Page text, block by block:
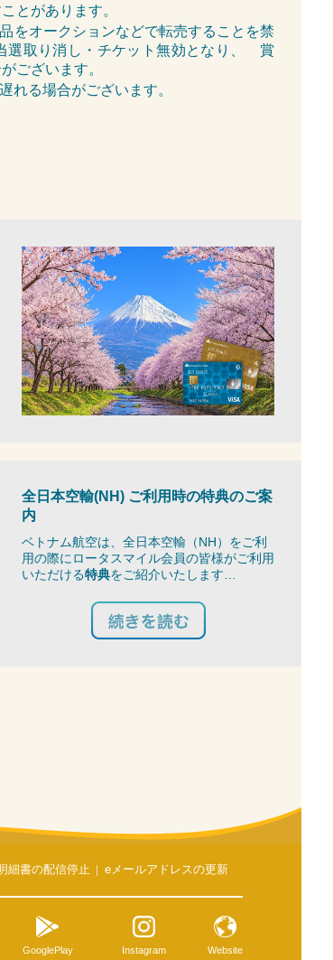
とがあります。
をオークションなどで転売することを禁
取り消し・チケット無効となり、
賞
ございます。
れる場合がございます。
全日本空輸(NH) ご利用時の特典のご案
内
ベトナム航空は、全日本空輸（NH）をご利
用の際にロータスマイル会員の皆様がご利用
いただける特典をご紹介いたします
細書の配信停止 | eメールアドレスの更新
GooglePlay Instagram Website